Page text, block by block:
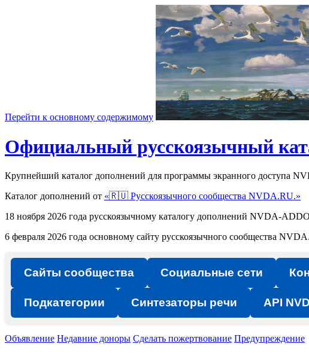
Перейти к основному содержимому
Официальный русскоязычный
Крупнейший каталог дополнений для программы экранного доступа
Каталог дополнений от «🇷🇺 Русскоязычного сообщества NVDA.RU.»
18 ноября 2026 года русскоязычному каталогу дополнений NVDA-
6 февраля 2026 года основному сайту русскоязычного сообщества
Сайты сообщества Социальные сети
Подкатегории Синтезаторы речи API
Объявление Недавние доноры Сделать пожертвование Предупреждение